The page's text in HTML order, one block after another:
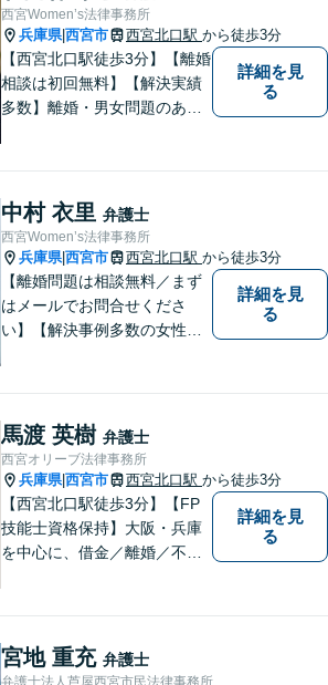
西宮Women’s法律事務所
兵庫県|西宮市 西宮北口駅 から徒歩3分
【西宮北口駅徒歩3分】【離婚
相談は初回無料】【解決実績
多数】離婚・男女問題のあら
します。【土日祝日・夜間の
ご相談も対応可】【完全個室
／お子様同伴でも大丈夫で
す】
詳細を見
る
中村 衣里 弁護士
西宮Women’s法律事務所
兵庫県|西宮市 西宮北口駅 から徒歩3分
【離婚問題は相談無料／まず
はメールでお問合せくださ
い】【解決事例多数の女性弁
神戸・西宮・尼崎・芦屋でお
困りの女性はぜひご相談くだ
さい。【完全個室・お子様も
歓迎】
詳細を見
る
馬渡 英樹 弁護士
西宮オリーブ法律事務所
兵庫県|西宮市 西宮北口駅 から徒歩3分
【西宮北口駅徒歩3分】【FP
技能士資格保持】大阪・兵庫
を中心に、借金／離婚／不動
丁寧な対応、アドバイスをさ
せていただきます。
詳細を見
る
宮地 重充 弁護士
弁護士法人芦屋西宮市民法律事務所